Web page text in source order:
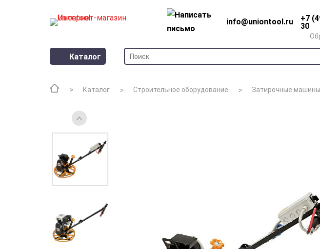
info@uniontool.ru
+7
30
Каталог
Каталог Строительное оборудование Затирочные